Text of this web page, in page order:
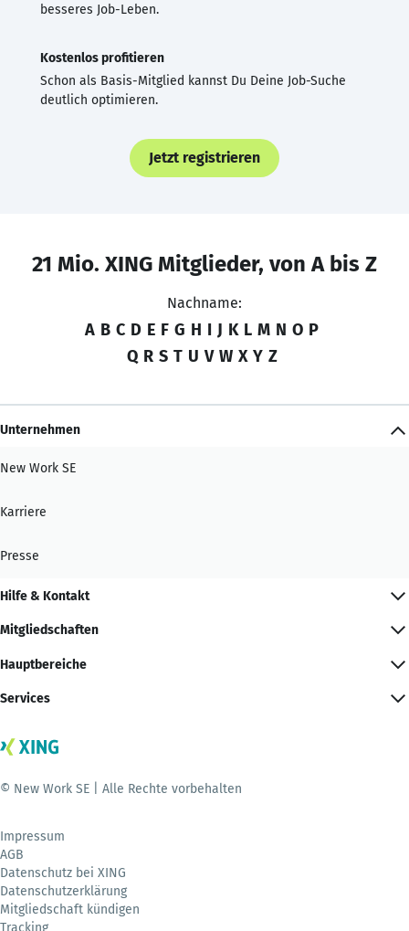
besseres Job-Leben.
Kostenlos profitieren
Schon als Basis-Mitglied kannst Du Deine Job-Suche
deutlich optimieren.
Jetzt registrieren
21 Mio. XING Mitglieder, von A bis Z
Nachname:
A B C D E F G H I J K L M N O P
Q R S T U V W X Y Z
Unternehmen
New Work SE
Karriere
Presse
Hilfe & Kontakt
Mitgliedschaften
Hauptbereiche
Services
© New Work SE | Alle Rechte vorbehalten
Impressum
AGB
Datenschutz bei XING
Datenschutzerklärung
Mitgliedschaft kündigen
Tracking